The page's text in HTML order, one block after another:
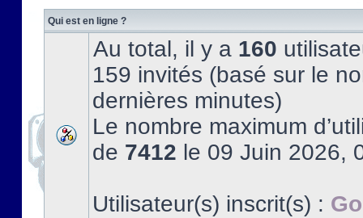
Qui est en ligne ?
Au total, il y a 160
159 invités (basé sur le
dernières minutes)
Le nombre maximum
de 7412 le 09 Juin 2026,
Utilisateur(s) inscrit(s) :